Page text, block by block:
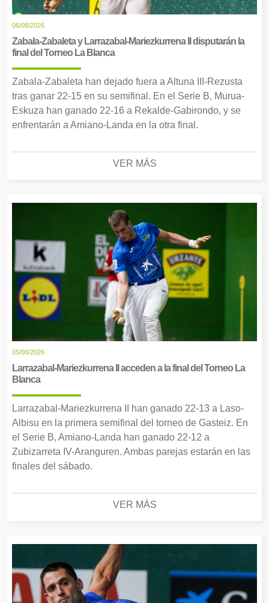
06/08/2026
Zabala-Zabaleta y Larrazabal-Mariezkurrena II disputarán la
final del Torneo La Blanca
Zabala-Zabaleta han dejado fuera a Altuna III-Rezusta
tras ganar 22-15 en su semifinal. En el Serie B, Murua-
Eskuza han ganado 22-16 a Rekalde-Gabirondo, y se
enfrentarán a Amiano-Landa en la otra final.
VER MÁS
05/08/2026
Larrazabal-Mariezkurrena II acceden a la final del Torneo La
Blanca
Larrazabal-Mariezkurrena II han ganado 22-13 a Laso-
Albisu en la primera semifinal del torneo de Gasteiz. En
el Serie B, Amiano-Landa han ganado 22-12 a
Zubizarreta IV-Aranguren. Ambas parejas estarán en las
finales del sábado.
VER MÁS